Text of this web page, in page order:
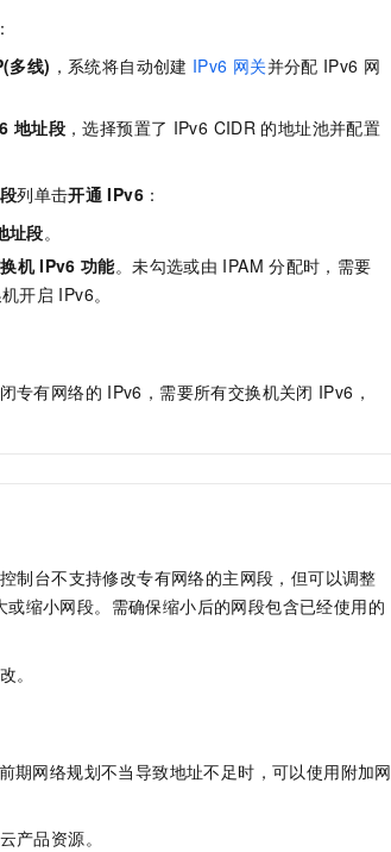
多线) ，系统将自动创建 IPv6 网关并分配 IPv6 网
地址段 ，选择预置了 IPv6 CIDR 的地址池并配置
列单击开通 IPv6 ：
址段。
机 IPv6 功能。未勾选或由 IPAM 分配时，需要
开启 IPv6。
专有网络的 IPv6，需要所有交换机关闭 IPv6，
制台不支持修改专有网络的主网段，但可以调整
或缩小网段。需确保缩小后的网段包含已经使用的
。
期网络规划不当导致地址不足时，可以使用附加网
产品资源。